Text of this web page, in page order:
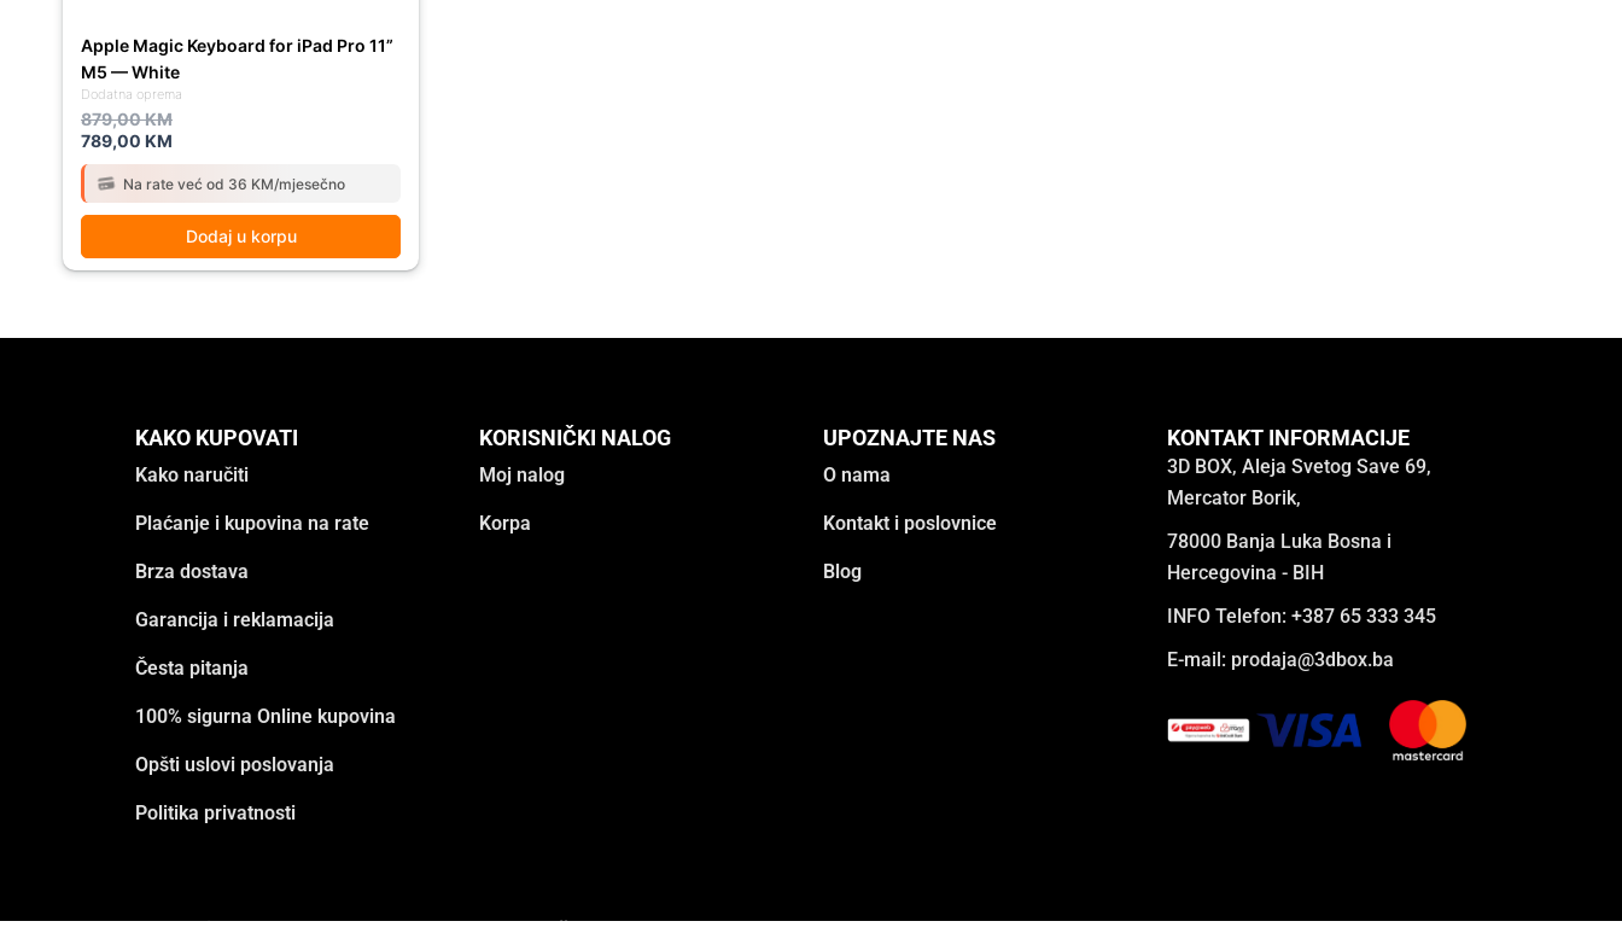
Dodatna oprema
Apple Magic Keyboard for iPad Pro 11”
M5 — White
879,00KM
789,00 KM
Na rate već od 36 KM/mjesečno
Dodaj u korpu
KAKO KUPOVATI
Kako naručiti
Plaćanje i kupovina na rate
Brza dostava
Garancija i reklamacija
Česta pitanja
100% sigurna Online kupovina
Opšti uslovi poslovanja
Politika privatnosti
KORISNIČKI NALOG
Moj nalog
Korpa
UPOZNAJTE NAS
O nama
Kontakt i poslovnice
Blog
KONTAKT INFORMACIJE
3D BOX, Aleja Svetog Save 69,
Mercator Borik,
78000 Banja Luka Bosna i
Hercegovina - BIH
INFO Telefon: +387 65 333 345
E-mail: prodaja@3dbox.ba